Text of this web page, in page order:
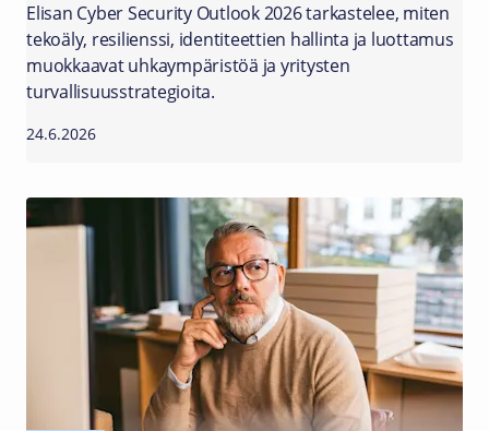
Elisan Cyber Security Outlook 2026 tarkastelee, miten
tekoäly, resilienssi, identiteettien hallinta ja luottamus
muokkaavat uhkaympäristöä ja yritysten
turvallisuusstrategioita.
24.6.2026